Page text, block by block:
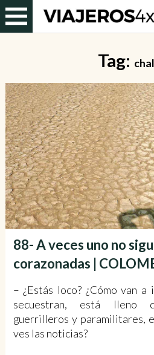
Tag:
88- A veces uno no
corazonadas |
– ¿Estás loco? ¿Cómo van
secuestran, está lleno
guerrilleros y paramilitares,
ves las noticias?